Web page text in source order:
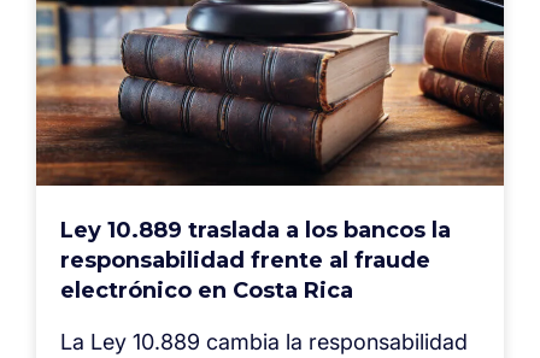
Ley 10.889 traslada a los bancos la
responsabilidad frente al fraude
electrónico en Costa Rica
La Ley 10.889 cambia la responsabilidad